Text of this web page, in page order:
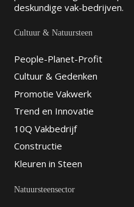
deskundige vak-bedrijven.
Cultuur & Natuursteen
People-Planet-Profit
Cultuur & Gedenken
Promotie Vakwerk
Trend en Innovatie
10Q Vakbedrijf
Constructie
Kleuren in Steen
Natuursteensector